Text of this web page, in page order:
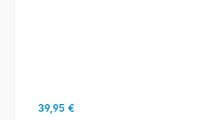
Regulärer Preis:
39,95 €